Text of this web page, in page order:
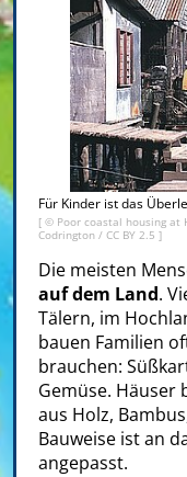
Für Kinder ist das
[ © Poor coastal housing at
Codrington / CC BY 2.5 ]
Die meisten
auf dem Land.
Tälern, im
bauen Familien
brauchen:
Gemüse. Häuser
aus Holz,
Bauweise ist an
angepasst.